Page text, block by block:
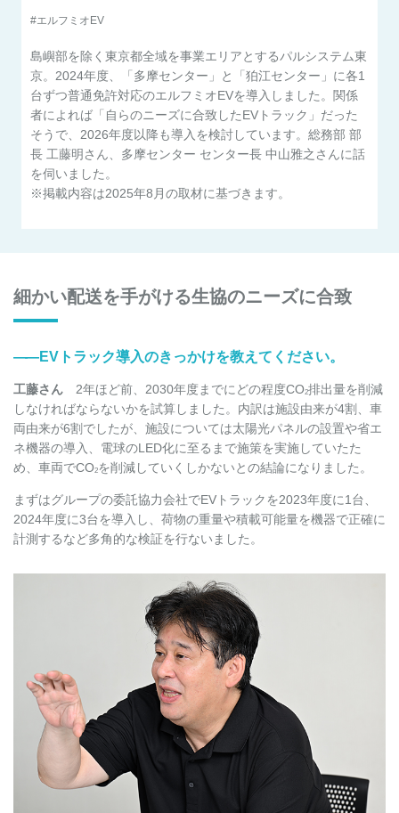
#エルフミオEV
島嶼部を除く東京都全域を事業エリアとするパルシステム東
京。2024年度、「多摩センター」と「狛江センター」に各1
台ずつ普通免許対応のエルフミオEVを導入しました。関係
者によれば「自らのニーズに合致したEVトラック」だった
そうで、2026年度以降も導入を検討しています。総務部 部
長 工藤明さん、多摩センター センター長 中山雅之さんに話
を伺いました。
※掲載内容は2025年8月の取材に基づきます。
細かい配送を手がける生協のニーズに合致
――EVトラック導入のきっかけを教えてください。
工藤さん 2年ほど前、2030年度までにどの程度CO2排出量を削減
しなければならないかを試算しました。内訳は施設由来が4割、車
両由来が6割でしたが、施設については太陽光パネルの設置や省エ
ネ機器の導入、電球のLED化に至るまで施策を実施していたた
め、車両でCO2を削減していくしかないとの結論になりました。
まずはグループの委託協力会社でEVトラックを2023年度に1台、
2024年度に3台を導入し、荷物の重量や積載可能量を機器で正確に
計測するなど多角的な検証を行ないました。